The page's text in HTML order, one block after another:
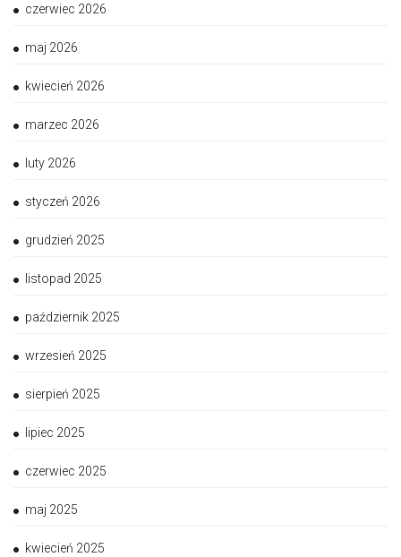
czerwiec 2026
maj 2026
kwiecień 2026
marzec 2026
luty 2026
styczeń 2026
grudzień 2025
listopad 2025
październik 2025
wrzesień 2025
sierpień 2025
lipiec 2025
czerwiec 2025
maj 2025
kwiecień 2025